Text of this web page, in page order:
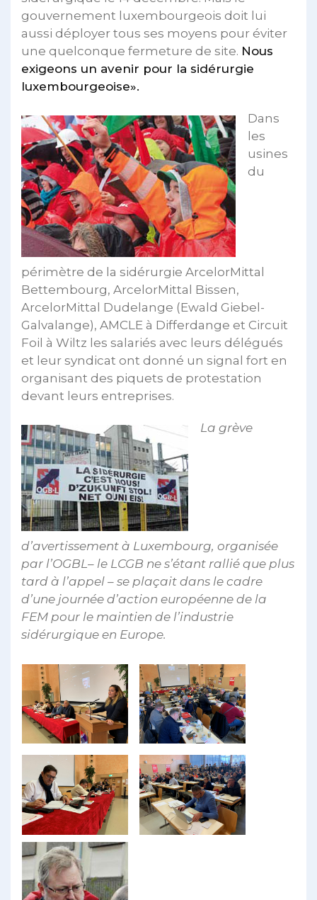
gouvernement luxembourgeois doit lui
aussi déployer tous ses moyens pour éviter
une quelconque fermeture de site. Nous
exigeons un avenir pour la sidérurgie
luxembourgeoise».
Dans
les
usines
du
périmètre de la sidérurgie ArcelorMittal
Bettembourg, ArcelorMittal Bissen,
ArcelorMittal Dudelange (Ewald Giebel-
Galvalange), AMCLE à Differdange et Circuit
Foil à Wiltz les salariés avec leurs délégués
et leur syndicat ont donné un signal fort en
organisant des piquets de protestation
devant leurs entreprises.
La grève
d’avertissement à Luxembourg, organisée
par l’OGBL– le LCGB ne s’étant rallié que plus
tard à l’appel – se plaçait dans le cadre
d’une journée d’action européenne de la
FEM pour le maintien de l’industrie
sidérurgique en Europe.